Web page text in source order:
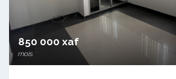
850 000 xaf
mois